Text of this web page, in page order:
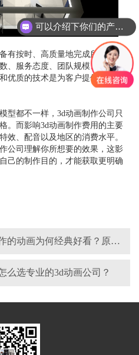
有按时、高质量地完成所承接项
、服务态度、团队规模、硬件设
优质的技术是为客户提供好作品
型都不一样，3d动画制作公司只
。而影响3d动画制作费用的主要
效、配音以及地区的消费水平。
公司理解你所想要的效果，这影
己的制作目的，才能获取更明确
上一篇:那些3d动画公司制作的动画为何经典好看？原因在这里
么选专业的3d动画公司？
可以介绍下你们的产品么？